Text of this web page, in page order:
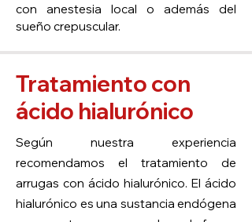
con anestesia local o además del
sueño crepuscular.
Tratamiento con
ácido hialurónico
Según nuestra experiencia
recomendamos el tratamiento de
arrugas con ácido hialurónico. El ácido
hialurónico es una sustancia endógena